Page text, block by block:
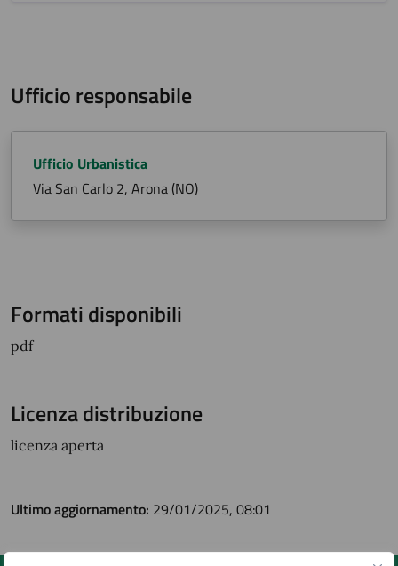
Ufficio responsabile
Ufficio Urbanistica
Via San Carlo 2, Arona (NO)
Formati disponibili
pdf
Licenza distribuzione
licenza aperta
Ultimo aggiornamento: 29/01/2025, 08:01